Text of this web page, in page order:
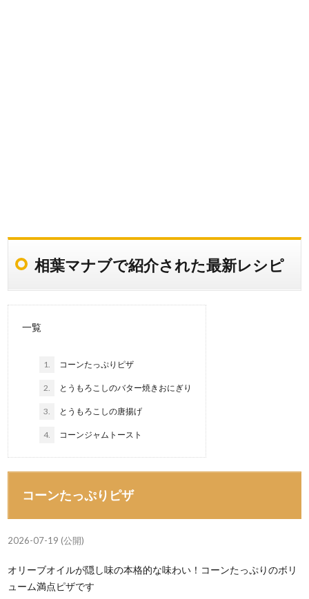
相葉マナブで紹介された最新レシピ
一覧
1. コーンたっぷりピザ
2. とうもろこしのバター焼きおにぎり
3. とうもろこしの唐揚げ
4. コーンジャムトースト
コーンたっぷりピザ
2026-07-19 (公開)
オリーブオイルが隠し味の本格的な味わい！コーンたっぷりのボリ
ューム満点ピザです